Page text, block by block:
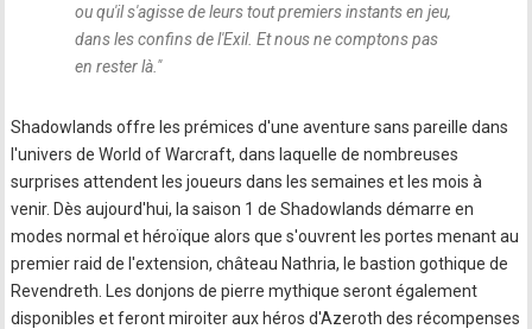
ou qu'il s'agisse de leurs tout premiers instants en jeu,
dans les confins de l'Exil. Et nous ne comptons pas
en rester là. "
Shadowlands offre les prémices d'une aventure sans pareille dans
l'univers de World of Warcraft, dans laquelle de nombreuses
surprises attendent les joueurs dans les semaines et les mois à
venir. Dès aujourd'hui, la saison 1 de Shadowlands démarre en
modes normal et héroïque alors que s'ouvrent les portes menant au
premier raid de l'extension, château Nathria, le bastion gothique de
Revendreth. Les donjons de pierre mythique seront également
disponibles et feront miroiter aux héros d'Azeroth des récompenses